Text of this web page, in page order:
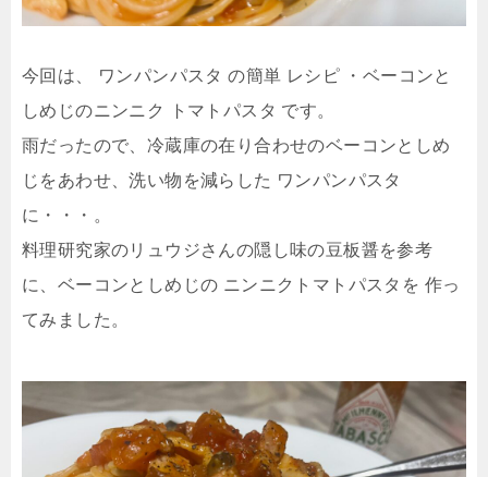
今回は、 ワンパンパスタ の簡単 レシピ ・ベーコンと
しめじのニンニク トマトパスタ です。
雨だったので、冷蔵庫の在り合わせのベーコンとしめ
じをあわせ、洗い物を減らした ワンパンパスタ
に・・・。
料理研究家のリュウジさんの隠し味の豆板醤を参考
に、ベーコンとしめじの ニンニクトマトパスタを 作っ
てみました。